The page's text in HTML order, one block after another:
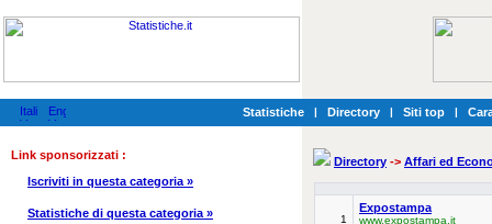
Statistiche | Directory | Siti top |
Link sponsorizzati :
Iscriviti in questa categoria »
Statistiche di questa categoria »
Directory -> Affari ed
1
Expostampa
www.expostampa.it